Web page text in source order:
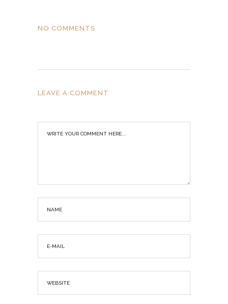
NO COMMENTS
LEAVE A COMMENT